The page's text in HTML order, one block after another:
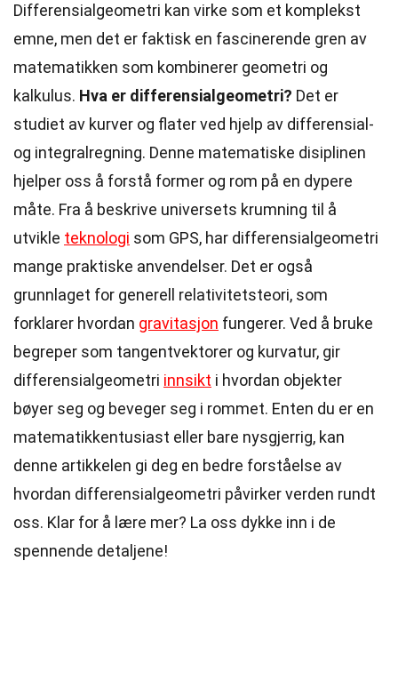
Differensialgeometri kan virke som et komplekst
emne, men det er faktisk en fascinerende gren av
matematikken som kombinerer geometri og
kalkulus. Hva er differensialgeometri? Det er
studiet av kurver og flater ved hjelp av differensial-
og integralregning. Denne matematiske disiplinen
hjelper oss å forstå former og rom på en dypere
måte. Fra å beskrive universets krumning til å
utvikle teknologi som GPS, har differensialgeometri
mange praktiske anvendelser. Det er også
grunnlaget for generell relativitetsteori, som
forklarer hvordan gravitasjon fungerer. Ved å bruke
begreper som tangentvektorer og kurvatur, gir
differensialgeometri innsikt i hvordan objekter
bøyer seg og beveger seg i rommet. Enten du er en
matematikkentusiast eller bare nysgjerrig, kan
denne artikkelen gi deg en bedre forståelse av
hvordan differensialgeometri påvirker verden rundt
oss. Klar for å lære mer? La oss dykke inn i de
spennende detaljene!